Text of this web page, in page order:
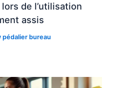
de l’utilisation
assis
pédalier bureau